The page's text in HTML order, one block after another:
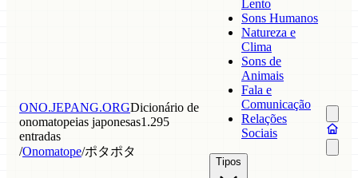
ONO.JEPANG.ORGDicionário de
onomatopeias japonesas1.295
entradas
/Onomatope/ポタポタ
Lento
Sons Humanos
Natureza e
Clima
Sons de
Animais
Fala e
Comunicação
Relações
Sociais
Tipos